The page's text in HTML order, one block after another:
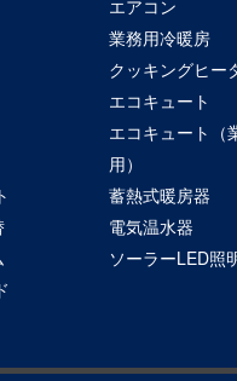
エアコン
業務用冷暖房
クッキングヒー
エコキュート
エコキュート（
用）
蓄熱式暖房器
電気温水器
ソーラーLED照